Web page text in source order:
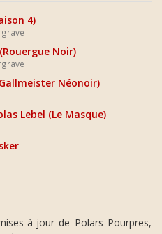
4)
Noir)
Néonoir)
Lebel (Le Masque)
à-jour de Polars Pourpres,